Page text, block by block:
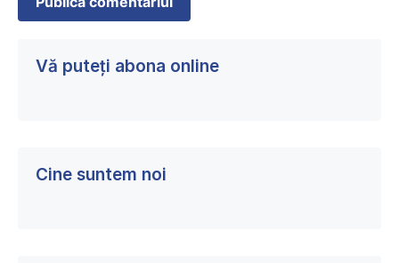
Vă puteți abona online
Cine suntem noi